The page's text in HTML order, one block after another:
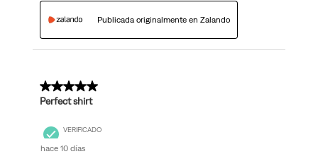
Publicada originalmente en Zalando
5 de 5 estrellas.
Perfect shirt
VERIFICADO
hace 10 días